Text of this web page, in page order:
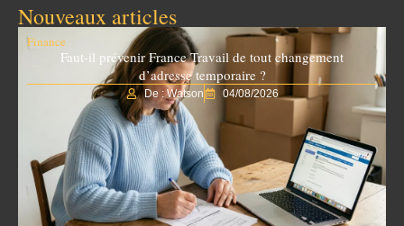
Nouveaux articles
Finance
Faut-il prévenir France Travail de tout changement
d’adresse temporaire ?
De : Watson 04/08/2026